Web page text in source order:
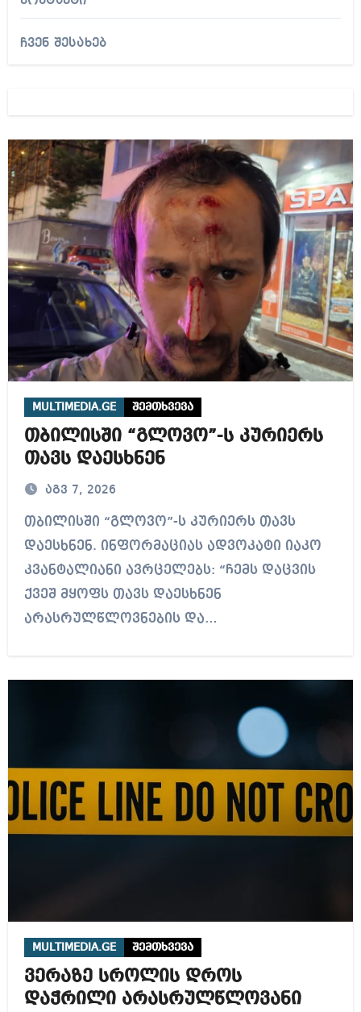
ჩვენ შესახებ
MULTIMEDIA.GE შემთხვევა
თბილისში “გლოვო”-ს კურიერს
თავს დაესხნენ
აგვ 7, 2026
თბილისში “გლოვო”-ს კურიერს თავს
დაესხნენ. ინფორმაციას ადვოკატი იაკო
კვანტალიანი ავრცელებს: “ჩემს დაცვის
ქვეშ მყოფს თავს დაესხნენ
არასრულწლოვნების და…
MULTIMEDIA.GE შემთხვევა
ვერაზე სროლის დროს
დაჭრილი არასრულწლოვანი